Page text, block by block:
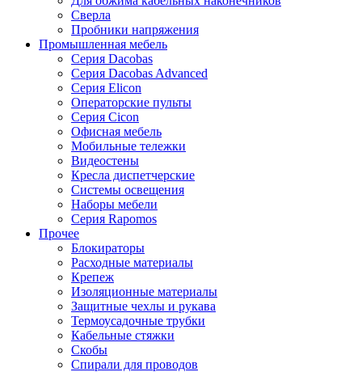
Сверла
Пробники напряжения
Промышленная мебель
Серия Dacobas
Серия Dacobas Advanced
Серия Elicon
Операторские пульты
Серия Cicon
Офисная мебель
Мобильные тележки
Видеостены
Кресла диспетчерские
Системы освещения
Наборы мебели
Серия Rapomos
Прочее
Блокираторы
Расходные материалы
Крепеж
Изоляционные материалы
Защитные чехлы и рукава
Термоусадочные трубки
Кабельные стяжки
Скобы
Спирали для проводов